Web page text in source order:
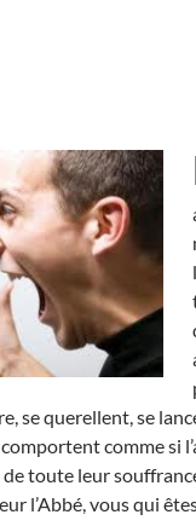
se querellent, se
comme si
toute leur
l’Abbé, vous qui